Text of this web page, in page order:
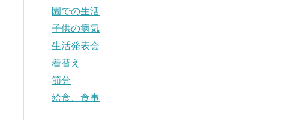
園での生活
子供の病気
生活発表会
着替え
節分
給食、食事